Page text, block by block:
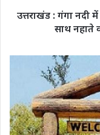
दोस्तों
फिसलने
से
हुआ
उत्तराखंड : गंगा नदी
साथ नहाते
प्राकृतिक
खूबसूरती